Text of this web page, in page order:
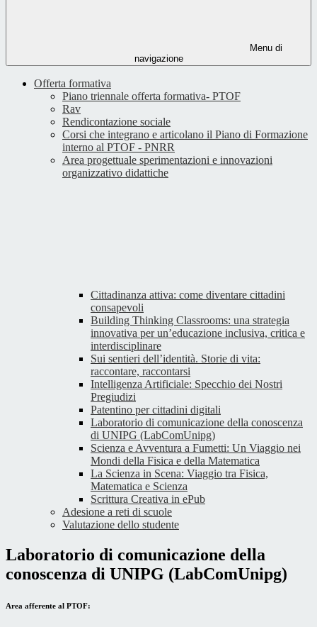
Menu di
navigazione
Offerta formativa
Piano triennale offerta formativa- PTOF
Rav
Rendicontazione sociale
Corsi che integrano e articolano il Piano di Formazione
interno al PTOF - PNRR
Area progettuale sperimentazioni e innovazioni
organizzativo didattiche
Cittadinanza attiva: come diventare cittadini
consapevoli
Building Thinking Classrooms: una strategia
innovativa per un’educazione inclusiva, critica e
interdisciplinare
Sui sentieri dell’identità. Storie di vita:
raccontare, raccontarsi
Intelligenza Artificiale: Specchio dei Nostri
Pregiudizi
Patentino per cittadini digitali
Laboratorio di comunicazione della conoscenza
di UNIPG (LabComUnipg)
Scienza e Avventura a Fumetti: Un Viaggio nei
Mondi della Fisica e della Matematica
La Scienza in Scena: Viaggio tra Fisica,
Matematica e Scienza
Scrittura Creativa in ePub
Adesione a reti di scuole
Valutazione dello studente
Laboratorio di comunicazione della
conoscenza di UNIPG (LabComUnipg)
Area afferente al PTOF: